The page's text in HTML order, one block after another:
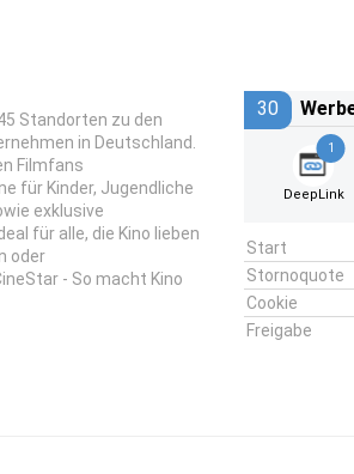
Standorten zu den
in Deutschland.
Filmfans
für Kinder, Jugendliche
exklusive
für alle, die Kino lieben
oder
- So macht Kino
30
1
DeepLink
Start
Stornoquote
Cookie
Freigabe